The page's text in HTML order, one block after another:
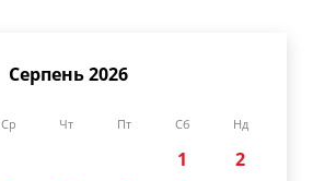
Серпень 2026
Ср Чт Пт Сб Нд
1
2